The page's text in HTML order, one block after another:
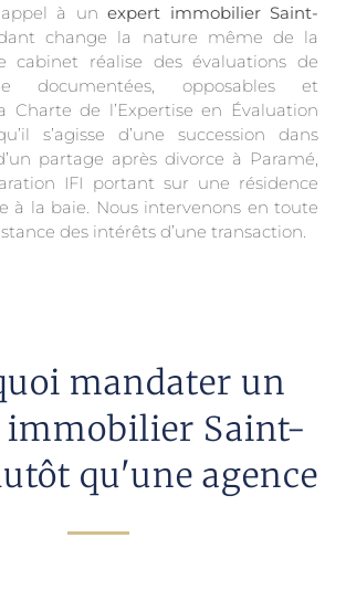
à un expert immobilier Saint-
change la nature même de la
cabinet réalise des évaluations de
documentées, opposables et
Charte de l’Expertise en Évaluation
s’agisse d’une succession dans
partage après divorce à Paramé,
IFI portant sur une résidence
à la baie. Nous intervenons en toute
des intérêts d’une transaction.
mandater un
immobilier Saint-
qu'une agence